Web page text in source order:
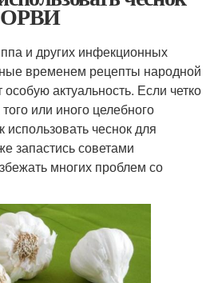
ОРВИ
и других инфекционных
временем рецепты народной
актуальность. Если четко
или иного целебного
чеснок для
запастись советами
многих проблем со